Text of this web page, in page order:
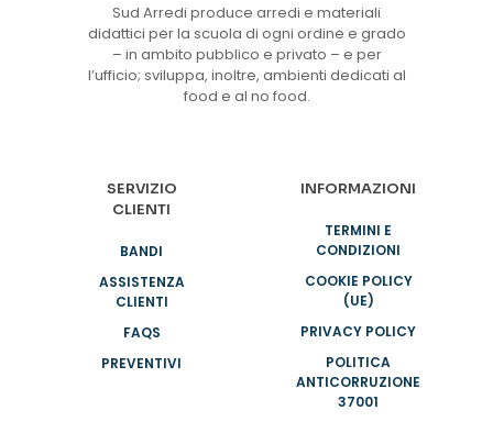
Sud Arredi produce arredi e materiali
didattici per la scuola di ogni ordine e grado
– in ambito pubblico e privato – e per
l’ufficio; sviluppa, inoltre, ambienti dedicati al
food e al no food.
SERVIZIO
CLIENTI
BANDI
ASSISTENZA
CLIENTI
FAQS
PREVENTIVI
INFORMAZIONI
TERMINI E
CONDIZIONI
COOKIE POLICY
(UE)
PRIVACY POLICY
POLITICA
ANTICORRUZIONE
37001